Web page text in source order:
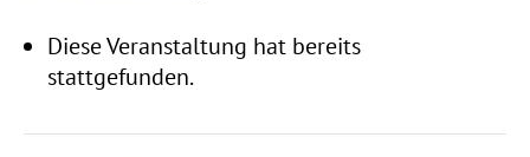
Diese Veranstaltung hat bereits
stattgefunden.